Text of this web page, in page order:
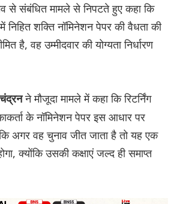
से संबंधित मामले से निपटते हुए कहा कि
निहित शक्ति नॉमिनेशन पेपर की वैधता की
है, वह उम्मीदवार की योग्यता निर्धारण
ने मौजूदा मामले में कहा कि रिटर्निंग
के नॉमिनेशन पेपर इस आधार पर
अगर वह चुनाव जीत जाता है तो यह एक
क्योंकि उसकी कक्षाएं जल्द ही समाप्त